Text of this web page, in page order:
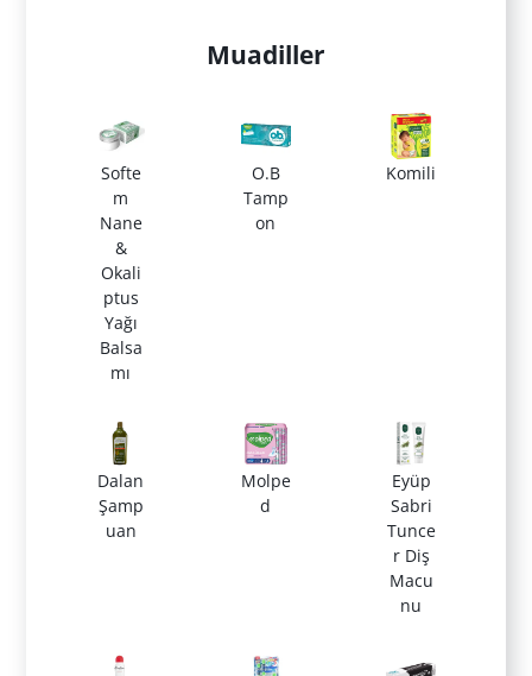
Muadiller
Softe
m
Nane
&
Okali
ptus
Yağı
Balsa
mı
O.B
Tamp
on
Komili
Dalan
Şamp
uan
Molpe
d
Eyüp
Sabri
Tunce
r Diş
Macu
nu